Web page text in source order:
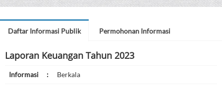
Daftar Informasi Publik Permohonan Informasi
Laporan Keuangan Tahun 2023
Informasi : Berkala